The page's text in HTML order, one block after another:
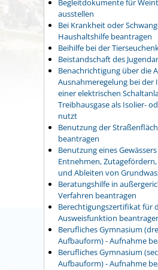
Begleitdokumente für
ausstellen
Bei Krankheit oder
Haushaltshilfe beantragen
Beihilfe bei der
Beistandschaft des
Benachrichtigung über die
Ausnahmeregelung bei
einer elektrischen
Treibhausgase als Isolier-
nutzt
Benutzung der
beantragen
Benutzung eines
Entnehmen,
und Ableiten von
Beratungshilfe in
Verfahren beantragen
Berechtigungszertifikat für
Ausweisfunktion
Berufliches Gymnasium
Aufbauform) - Aufnahme
Berufliches Gymnasium
Aufbauform) - Aufnahme